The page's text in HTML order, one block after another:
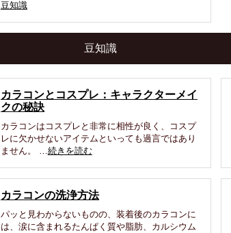
豆知識
豆知識
カラコンとコスプレ：キャラクターメイ
クの秘訣
カラコンはコスプレと非常に相性が良く、コスプ
レに欠かせないアイテムといっても過言ではあり
ません。 …続きを読む
カラコンの洗浄方法
パッと見わからないものの、装着後のカラコンに
は、涙に含まれるたんぱく質や脂肪、カルシウム